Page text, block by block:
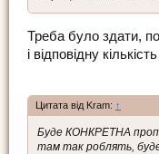
Треба було здати,
і відповідну
Цитата від Kram: ↑
Буде КОНКРЕТНА
там так роблять,